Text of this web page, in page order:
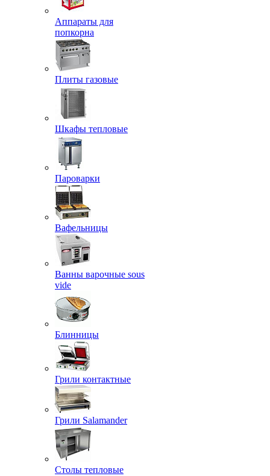
Аппараты для
попкорна
Плиты газовые
Шкафы тепловые
Пароварки
Вафельницы
Ванны варочные sous
vide
Блинницы
Грили контактные
Грили Salamander
Столы тепловые